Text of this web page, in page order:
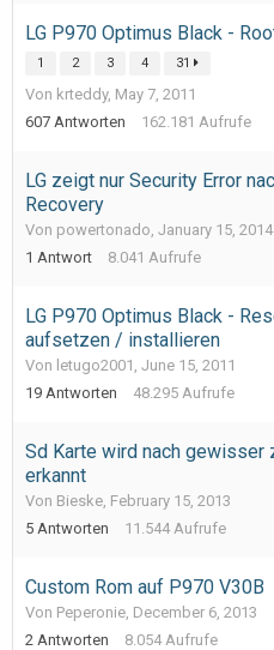
LG P970 Optimus Black -
1 2 3 4 31
Von krteddy, May 7, 2011
607 Antworten 162.181 Aufrufe
LG zeigt nur Security Error
Recovery
Von powertonado, January 15, 2014
1 Antwort 8.041 Aufrufe
LG P970 Optimus Black -
aufsetzen / installieren
Von letugo2001, June 15, 2011
19 Antworten 48.295 Aufrufe
Sd Karte wird nach gewisser
erkannt
Von Bieske, February 15, 2013
5 Antworten 11.544 Aufrufe
Custom Rom auf P970 V30B
Von Peperonie, December 6, 2013
2 Antworten 8.054 Aufrufe